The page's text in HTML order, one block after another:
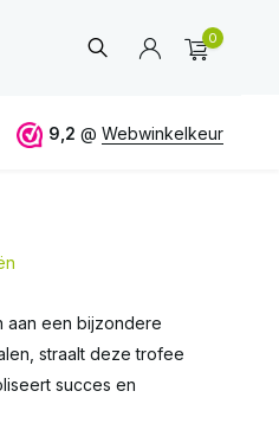
0
9,2 @ Webwinkelkeur
aan een bijzondere
straalt deze trofee
succes en